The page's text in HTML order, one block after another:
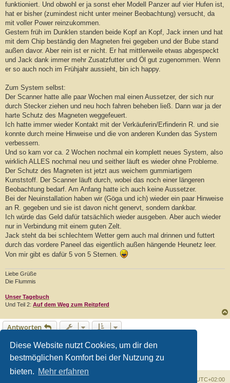
Diese Website nutzt Cookies, um dir den
bestmöglichen Komfort bei der Nutzung zu
bieten. Mehr erfahren
funktioniert. Und obwohl er ja sonst eher Modell Panzer auf vier Hufen ist,
hat er bisher (zumindest nicht unter meiner Beobachtung) versucht, da
mit voller Power reinzukommen.
Gestern früh im Dunklen standen beide Kopf an Kopf, Jack innen und hat
mit dem Chip beständig den Magneten frei gegeben und der Bube stand
außen davor. Aber rein ist er nicht. Er hat mittlerweile etwas abgespeckt
und Jack dank immer mehr Zusatzfutter und Öl gut zugenommen. Wenn
er so auch noch im Frühjahr aussieht, bin ich happy.
Zum System selbst:
Der Scanner hatte alle paar Wochen mal einen Aussetzer, der sich nur
durch Stecker ziehen und neu hoch fahren beheben ließ. Dann war ja der
harte Schutz des Magneten weggefeuert.
Ich hatte immer wieder Kontakt mit der Verkäuferin/Erfinderin R. und sie
konnte durch meine Hinweise und die von anderen Kunden das System
verbessern.
Und so kam vor ca. 2 Wochen nochmal ein komplett neues System, also
wirklich ALLES nochmal neu und seither läuft es wieder ohne Probleme.
Der Schutz des Magneten ist jetzt aus weichem gummiartigem
Kunststoff. Der Scanner läuft durch, wobei das noch einer längeren
Beobachtung bedarf. Am Anfang hatte ich auch keine Aussetzer.
Bei der Neuinstallation haben wir (Göga und ich) wieder ein paar Hinweise
an R. gegeben und sie ist davon nicht genervt, sondern dankbar.
Ich würde das Geld dafür tatsächlich wieder ausgeben. Aber auch wieder
nur in Verbindung mit einem guten Zelt.
Jack steht da bei schlechtem Wetter gern auch mal drinnen und futtert
durch das vordere Paneel das eigentlich außen hängende Heunetz leer.
Von mir gibt es dafür 5 von 5 Sternen.
Liebe Grüße
Die Flummis
Unser Tagebuch
Und Teil 2: Auf dem Weg zum Reitpferd
Antworten
28 Beiträge Vorherige
1 2 3
UTC+02:00